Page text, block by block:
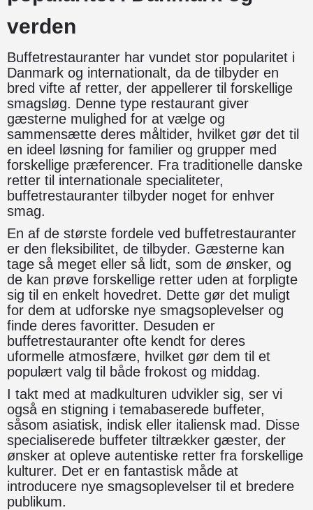
verden
Buffetrestauranter har vundet stor popularitet i
Danmark og internationalt, da de tilbyder en
bred vifte af retter, der appellerer til forskellige
smagsløg. Denne type restaurant giver
gæsterne mulighed for at vælge og
sammensætte deres måltider, hvilket gør det til
en ideel løsning for familier og grupper med
forskellige præferencer. Fra traditionelle danske
retter til internationale specialiteter,
buffetrestauranter tilbyder noget for enhver
smag.
En af de største fordele ved buffetrestauranter
er den fleksibilitet, de tilbyder. Gæsterne kan
tage så meget eller så lidt, som de ønsker, og
de kan prøve forskellige retter uden at forpligte
sig til en enkelt hovedret. Dette gør det muligt
for dem at udforske nye smagsoplevelser og
finde deres favoritter. Desuden er
buffetrestauranter ofte kendt for deres
uformelle atmosfære, hvilket gør dem til et
populært valg til både frokost og middag.
I takt med at madkulturen udvikler sig, ser vi
også en stigning i temabaserede buffeter,
såsom asiatisk, indisk eller italiensk mad. Disse
specialiserede buffeter tiltrækker gæster, der
ønsker at opleve autentiske retter fra forskellige
kulturer. Det er en fantastisk måde at
introducere nye smagsoplevelser til et bredere
publikum.